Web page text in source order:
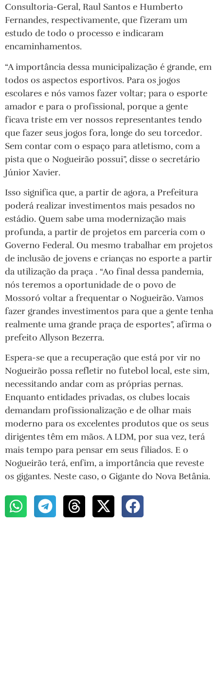
Consultoria-Geral, Raul Santos e Humberto
Fernandes, respectivamente, que fizeram um
estudo de todo o processo e indicaram
encaminhamentos.
“A importância dessa municipalização é grande, em
todos os aspectos esportivos. Para os jogos
escolares e nós vamos fazer voltar; para o esporte
amador e para o profissional, porque a gente
ficava triste em ver nossos representantes tendo
que fazer seus jogos fora, longe do seu torcedor.
Sem contar com o espaço para atletismo, com a
pista que o Nogueirão possui”, disse o secretário
Júnior Xavier.
Isso significa que, a partir de agora, a Prefeitura
poderá realizar investimentos mais pesados no
estádio. Quem sabe uma modernização mais
profunda, a partir de projetos em parceria com o
Governo Federal. Ou mesmo trabalhar em projetos
de inclusão de jovens e crianças no esporte a partir
da utilização da praça . “Ao final dessa pandemia,
nós teremos a oportunidade de o povo de
Mossoró voltar a frequentar o Nogueirão. Vamos
fazer grandes investimentos para que a gente tenha
realmente uma grande praça de esportes”, afirma o
prefeito Allyson Bezerra.
Espera-se que a recuperação que está por vir no
Nogueirão possa refletir no futebol local, este sim,
necessitando andar com as próprias pernas.
Enquanto entidades privadas, os clubes locais
demandam profissionalização e de olhar mais
moderno para os excelentes produtos que os seus
dirigentes têm em mãos. A LDM, por sua vez, terá
mais tempo para pensar em seus filiados. E o
Nogueirão terá, enfim, a importância que reveste
os gigantes. Neste caso, o Gigante do Nova Betânia.